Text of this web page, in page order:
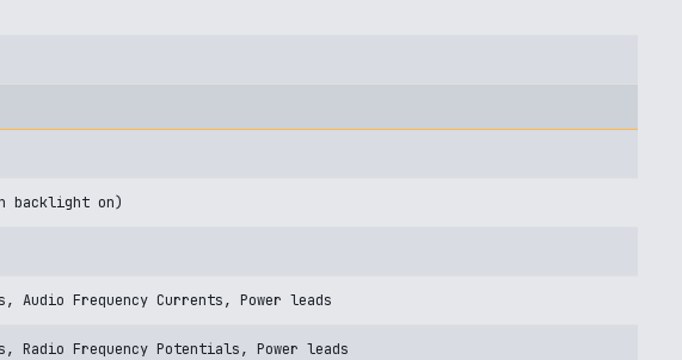
backlight on)
Audio Frequency Currents, Power leads
Radio Frequency Potentials, Power leads